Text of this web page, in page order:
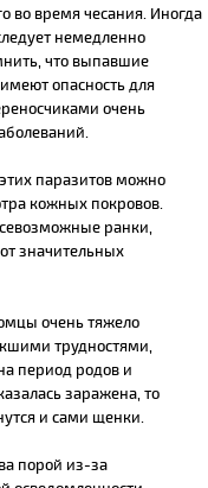
во время чесания. Иногда
немедленно
что выпавшие
опасность для
очень
паразитов можно
кожных покровов.
ранки,
значительных
очень тяжело
трудностями,
период родов и
заражена, то
и сами щенки.
порой из-за